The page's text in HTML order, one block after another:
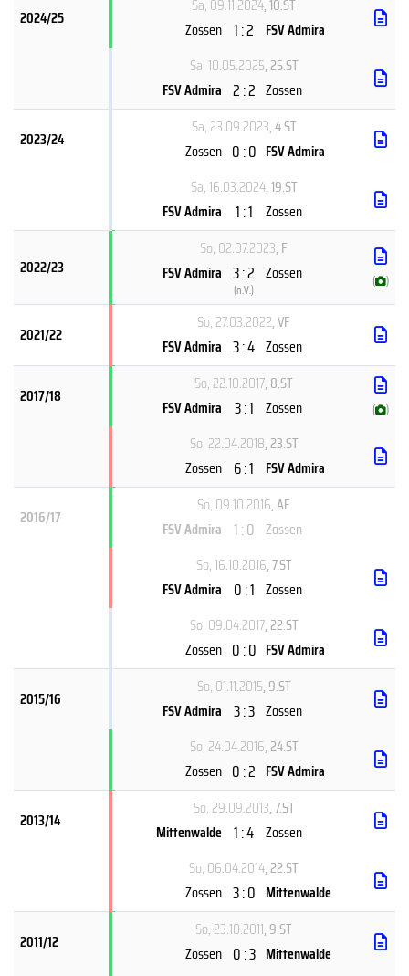
2024/25
Sa, 09.11.2024, 10.ST
Zossen 1 : 2 FSV Admira
Sa, 10.05.2025, 25.ST
FSV Admira 2 : 2 Zossen
2023/24
Sa, 23.09.2023, 4.ST
Zossen 0 : 0 FSV Admira
Sa, 16.03.2024, 19.ST
FSV Admira
1 : 1 Zossen
2022/23
So, 02.07.2023, F
FSV Admira 3 : 2
(n.V.)
Zossen ( )
2021/22
So, 27.03.2022, VF
FSV Admira 3 : 4 Zossen
2017/18
So, 22.10.2017, 8.ST
FSV Admira 3 : 1 Zossen ( )
So, 22.04.2018, 23.ST
Zossen 6 : 1 FSV Admira
2016/17
So, 09.10.2016, AF
FSV Admira 1 : 0 Zossen
So, 16.10.2016, 7.ST
FSV Admira 0 : 1 Zossen
So, 09.04.2017, 22.ST
Zossen 0 : 0 FSV Admira
2015/16
So, 01.11.2015, 9.ST
FSV Admira 3 : 3 Zossen
So, 24.04.2016, 24.ST
Zossen 0 : 2 FSV Admira
2013/14
So, 29.09.2013, 7.ST
Mittenwalde 1 : 4 Zossen
So, 06.04.2014, 22.ST
Zossen 3 : 0 Mittenwalde
2011/12
So, 23.10.2011, 9.ST
Zossen 0 : 3 Mittenwalde